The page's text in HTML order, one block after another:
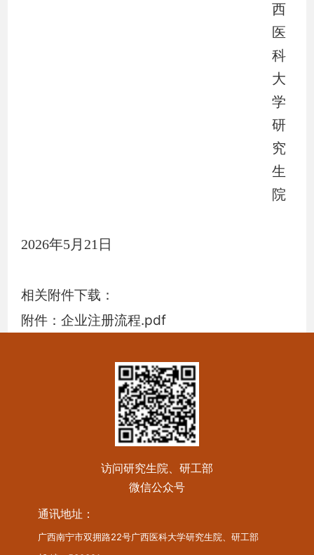
西
医
科
大
学
研
究
生
院
2026年5月 21 日
相关附件下载：
附件：企业注册流程.pdf
访问研究生院、研工部
微信公众号
通讯地址：
广西南宁市双拥路22号广西医科大学研究生院、研工部